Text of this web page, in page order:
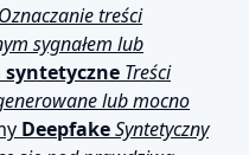
Oznaczanie treści
sygnałem lub
syntetyczne Treści
lub mocno
DeepfakeSyntetyczny